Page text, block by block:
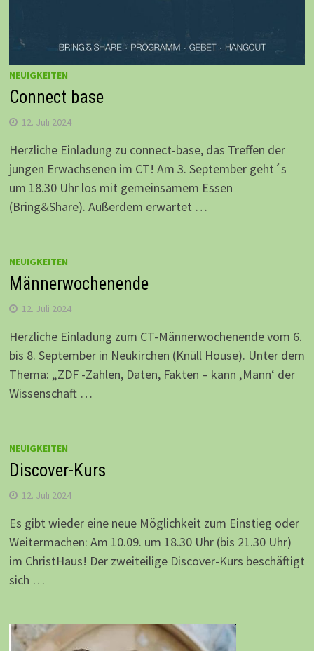
NEUIGKEITEN
Connect base
12. Juli 2024
Herzliche Einladung zu connect-base, das Treffen der
jungen Erwachsenen im CT! Am 3. September geht´s
um 18.30 Uhr los mit gemeinsamem Essen
(Bring&Share). Außerdem erwartet …
NEUIGKEITEN
Männerwochenende
12. Juli 2024
Herzliche Einladung zum CT-Männerwochenende vom 6.
bis 8. September in Neukirchen (Knüll House). Unter dem
Thema: „ZDF -Zahlen, Daten, Fakten – kann ‚Mann‘ der
Wissenschaft …
NEUIGKEITEN
Discover-Kurs
12. Juli 2024
Es gibt wieder eine neue Möglichkeit zum Einstieg oder
Weitermachen: Am 10.09. um 18.30 Uhr (bis 21.30 Uhr)
im ChristHaus! Der zweiteilige Discover-Kurs beschäftigt
sich …